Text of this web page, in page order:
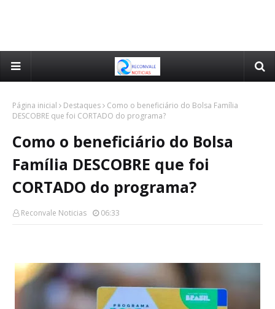
Página inicial Destaques
Como o beneficiário do Bolsa Família
DESCOBRE que foi CORTADO do programa?
Como o beneficiário do Bolsa
Família DESCOBRE que foi
CORTADO do programa?
Reconvale Noticias 06:33